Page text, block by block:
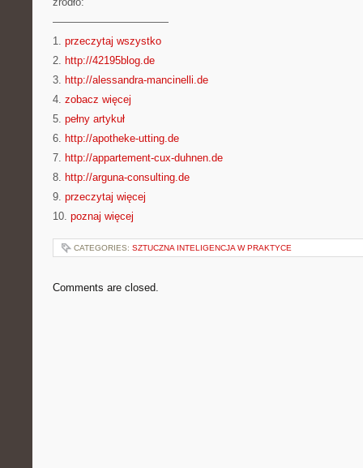
———————————
1. przeczytaj wszystko
2. http://42195blog.de
3. http://alessandra-mancinelli.de
4. zobacz więcej
5. pełny artykuł
6. http://apotheke-utting.de
7. http://appartement-cux-duhnen.de
8. http://arguna-consulting.de
9. przeczytaj więcej
10. poznaj więcej
CATEGORIES: SZTUCZNA INTELIGENCJA W PRAKTYCE
Comments are closed.